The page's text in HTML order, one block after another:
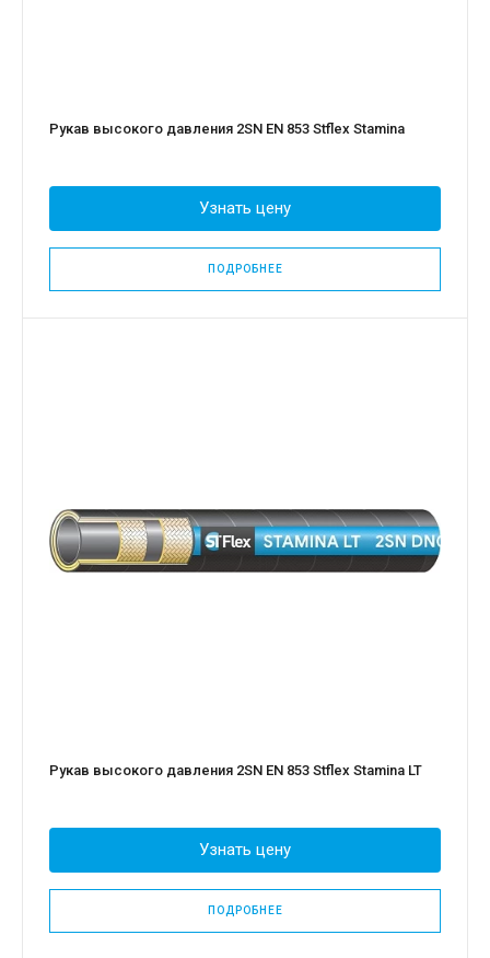
Рукав высокого давления 2SN EN 853 Stflex Stamina
Узнать цену
ПОДРОБНЕЕ
Рукав высокого давления 2SN EN 853 Stflex Stamina LT
Узнать цену
ПОДРОБНЕЕ